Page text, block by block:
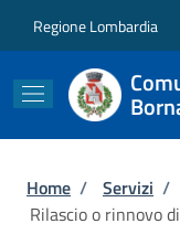
Regione Lombardia
Briciole
Home / Servizi /
Rilascio o rinnovo